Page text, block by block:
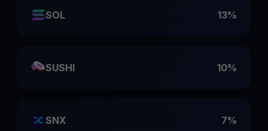
SOL 13%
SUSHI 10%
SNX 7%